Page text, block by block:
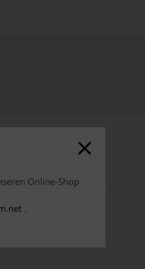
Online-Shop
.